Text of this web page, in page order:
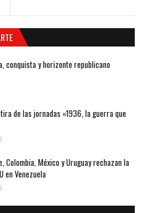
conquista y horizonte republicano
de las jornadas «1936, la guerra que
Colombia, México y Uruguay rechazan la
en Venezuela